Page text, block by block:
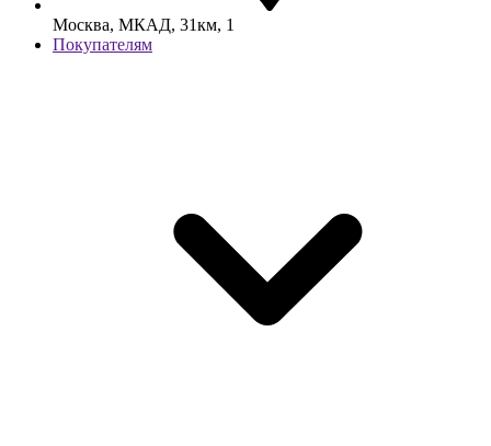
Москва, МКАД, 31км, 1
Покупателям